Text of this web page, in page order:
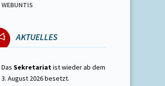
WEBUNTIS
AKTUELLES
Das Sekretariatist wieder ab dem
3. August 2026 besetzt.